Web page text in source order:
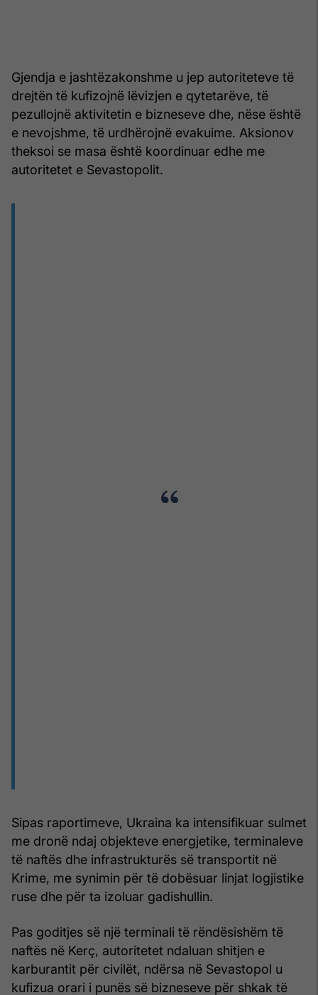
Gjendja e jashtëzakonshme u jep autoriteteve të
drejtën të kufizojnë lëvizjen e qytetarëve, të
pezullojnë aktivitetin e bizneseve dhe, nëse është
e nevojshme, të urdhërojnë evakuime. Aksionov
theksoi se masa është koordinuar edhe me
autoritetet e Sevastopolit.
Sipas raportimeve, Ukraina ka intensifikuar sulmet
me dronë ndaj objekteve energjetike, terminaleve
të naftës dhe infrastrukturës së transportit në
Krime, me synimin për të dobësuar linjat logjistike
ruse dhe për ta izoluar gadishullin.
Pas goditjes së një terminali të rëndësishëm të
naftës në Kerç, autoritetet ndaluan shitjen e
karburantit për civilët, ndërsa në Sevastopol u
kufizua orari i punës së bizneseve për shkak të